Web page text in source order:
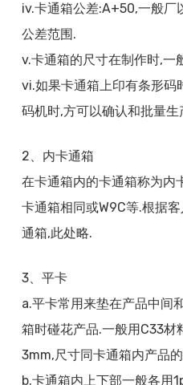
iv.卡通箱公差:A+50,一般厂
公差范围.
v.卡通箱的尺寸在制作时,一
vi.如果卡通箱上印有条形码
码机时,方可以确认和批量生
2、内卡通箱
在卡通箱内的卡通箱称为内
卡通箱相同或W9C等.根据
通箱,此处略.
3、平卡
a.平卡常用来垫在产品中间
箱时碰花产品.一般用C33材
3mm,尺寸同卡通箱内产品
b.卡通箱内上下部一般各用